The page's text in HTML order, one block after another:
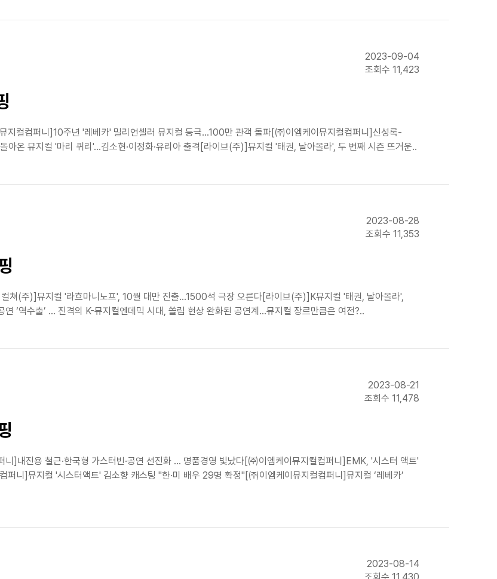
2023-09-04
조회수 11,423
컬컴퍼니]10주년 '레베카' 밀리언셀러 뮤지컬 등극…100만 관객 돌파[㈜이엠케이뮤지컬컴퍼니]신성록-
온 뮤지컬 '마리 퀴리'…김소현·이정화·유리아 출격[라이브(주)]뮤지컬 '태권, 날아올라', 두 번째 시즌 뜨거운..
2023-08-28
조회수 11,353
(주)]뮤지컬 '라흐마니노프', 10월 대만 진출…1500석 극장 오른다[라이브(주)]K뮤지컬 '태권, 날아올라',
‘역수출’ … 진격의 K-뮤지컬엔데믹 시대, 쏠림 현상 완화된 공연계…뮤지컬 장르만큼은 여전?..
2023-08-21
조회수 11,478
]내진용 철근·한국형 가스터빈·공연 선진화 … 명품경영 빛났다[㈜이엠케이뮤지컬컴퍼니]EMK, '시스터 액트'
니]뮤지컬 '시스터액트' 김소향 캐스팅 "한·미 배우 29명 확정"[㈜이엠케이뮤지컬컴퍼니]뮤지컬 ‘레베카’
2023-08-14